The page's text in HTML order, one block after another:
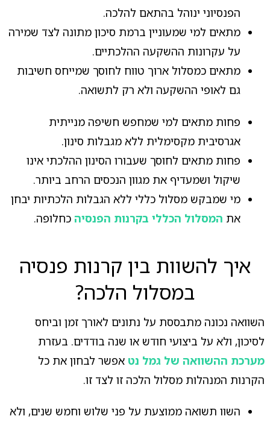
הפנסיוני ינוהל בהתאם להלכה.
מתאים למי שמעוניין ברמת סיכון מתונה לצד שמירה
על עקרונות ההשקעה ההלכתיים.
מתאים כמסלול ארוך טווח לחוסך שמייחס חשיבות
גם לאופי ההשקעה ולא רק לתשואה.
פחות מתאים למי שמחפש חשיפה מנייתית
אגרסיבית מקסימלית ללא מגבלות סינון.
פחות מתאים לחוסך שעבורו הסינון ההלכתי אינו
שיקול ושמעדיף את מגוון הנכסים הרחב ביותר.
מי שמבקש מסלול כללי ללא הגבלות הלכתיות יבחן
את המסלול הכללי בקרנות הפנסיהכחלופה.
איך להשוות בין קרנות פנסיה
במסלול הלכה?
השוואה נכונה מתבססת על נתונים לאורך זמן וביחס
לסיכון, ולא על ביצועי חודש או שנה בודדים. בעזרת
מערכת ההשוואה של גמל נט אפשר לבחון את כל
הקרנות המנהלות מסלול הלכה זו לצד זו.
השוו תשואה ממוצעת על פני שלוש וחמש שנים, ולא